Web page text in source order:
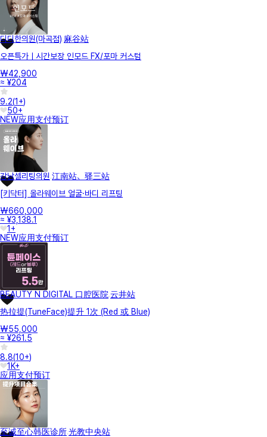
디디한의원(마곡점) 麻谷站
오픈특가ㅣ시간보장 인모드 FX/포마 커스텀
₩42,900
≈ ¥204
9.2(1+)
50+
NEW应用支付预订
강남셀리팅의원 江南站、驿三站
[키닥터] 올라웨이브 얼굴·바디 리프팅
₩660,000
≈ ¥3,138.1
1+
NEW应用支付预订
BEAUTY N DIGITAL 口腔医院 云井站
热拉提(TuneFace)提升 1次 (Red 或 Blue)
₩55,000
≈ ¥261.5
8.8(10+)
1K+
应用支付预订
至诚至心韩医诊所光教中央站